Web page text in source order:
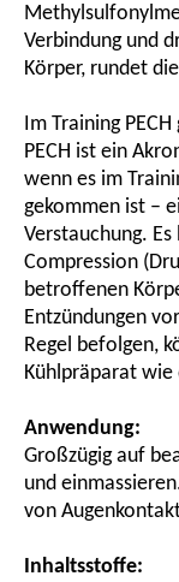
Verbindung und
Körper, rundet
Im Training
PECH ist ein
wenn es im
gekommen ist –
Verstauchung. Es
Compression
betroffenen
Entzündungen
Regel befolgen,
Kühlpräparat wie
Anwendung:
Großzügig auf
und
von
Inhaltsstoffe: